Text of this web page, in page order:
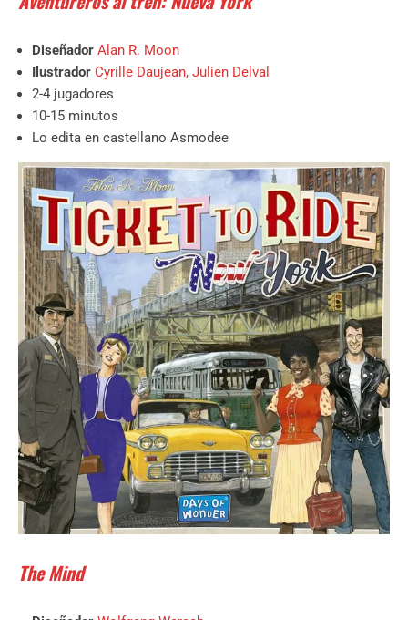
Diseñador Alan R. Moon
Ilustrador Cyrille Daujean, Julien Delval
2-4 jugadores
10-15 minutos
Lo edita en castellano Asmodee
The Mind